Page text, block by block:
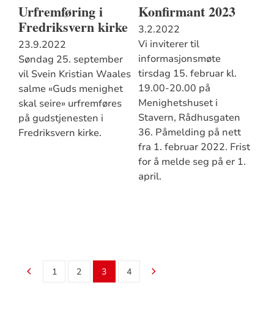
Urfremføring i
Fredriksvern kirke
23.9.2022
Søndag 25. september
vil Svein Kristian ​Waales
salme «Guds menighet
skal seire» urfremføres
på gudstjenesten i
Fredriksvern kirke.
Konfirmant 2023
3.2.2022
Vi inviterer til
informasjonsmøte
tirsdag 15. februar kl.
19.00-20.00 på
Menighetshuset i
Stavern, Rådhusgaten
36. Påmelding på nett
fra 1. februar 2022. Frist
for å melde seg på er 1.
april.
1 2 3 4